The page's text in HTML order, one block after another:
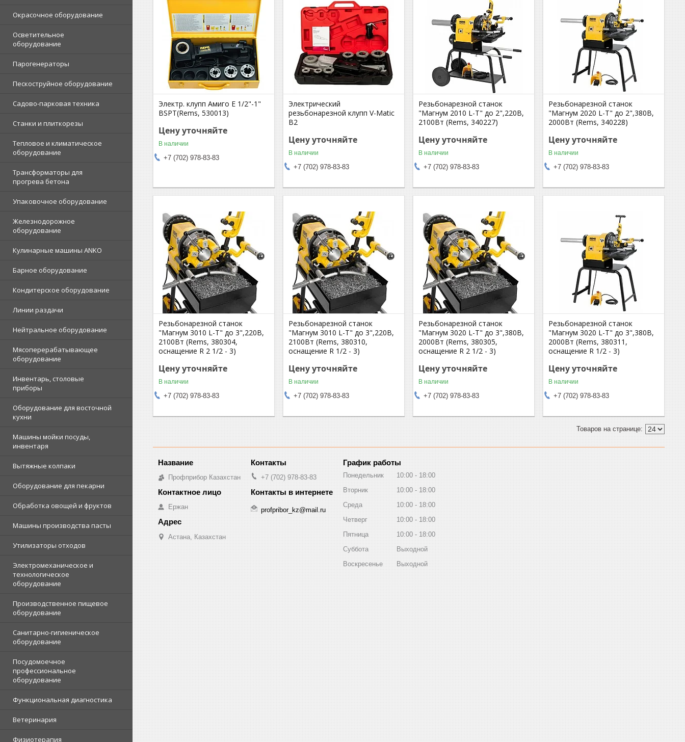
Окрасочное оборудование
Осветительное
оборудование
Парогенераторы
Пескоструйное оборудование
Садово-парковая техника
Станки и плиткорезы
Тепловое и климатическое
оборудование
Трансформаторы для
прогрева бетона
Упаковочное оборудование
Железнодорожное
оборудование
Кулинарные машины ANKO
Барное оборудование
Кондитерское оборудование
Линии раздачи
Нейтральное оборудование
Мясоперерабатывающее
оборудование
Инвентарь, столовые
приборы
Оборудование для восточной
кухни
Машины мойки посуды,
инвентаря
Вытяжные колпаки
Оборудование для пекарни
Обработка овощей и фруктов
Машины производства пасты
Утилизаторы отходов
Электромеханическое и
технологическое
оборудование
Производственное пищевое
оборудование
Санитарно-гигиеническое
оборудование
Посудомоечное
профессиональное
оборудование
Функциональная диагностика
Ветеринария
Физиотерапия
Электр. клупп Амиго Е 1/2"-1"
BSPT(Rems, 530013)
Цену уточняйте
В наличии
+7 (702) 978-83-83
Электрический
резьбонарезной клупп V-Matic
B2
Цену уточняйте
В наличии
+7 (702) 978-83-83
Резьбонарезной станок
"Магнум 2010 L-Т" до 2",220В,
2100Вт (Rems, 340227)
Цену уточняйте
В наличии
+7 (702) 978-83-83
Резьбонарезной станок
"Магнум 2020 L-Т" до 2",380В,
2000Вт (Rems, 340228)
Цену уточняйте
В наличии
+7 (702) 978-83-83
Резьбонарезной станок
"Магнум 3010 L-Т" до 3",220В,
2100Вт (Rems, 380304,
оснащение R 2 1/2 - 3)
Цену уточняйте
В наличии
+7 (702) 978-83-83
Резьбонарезной станок
"Магнум 3010 L-Т" до 3",220В,
2100Вт (Rems, 380310,
оснащение R 1/2 - 3)
Цену уточняйте
В наличии
+7 (702) 978-83-83
Резьбонарезной станок
"Магнум 3020 L-Т" до 3",380В,
2000Вт (Rems, 380305,
оснащение R 2 1/2 - 3)
Цену уточняйте
В наличии
+7 (702) 978-83-83
Резьбонарезной станок
"Магнум 3020 L-Т" до 3",380В,
2000Вт (Rems, 380311,
оснащение R 1/2 - 3)
Цену уточняйте
В наличии
+7 (702) 978-83-83
Профприбор Казахстан
Ержан
Астана, Казахстан
+7 (702) 978-83-83
profpribor_kz@mail.ru
График работы
Понедельник 10:00
18:00
Вторник
10:00
18:00
Среда
10:00
18:00
Четверг
10:00
18:00
Пятница
10:00
18:00
Суббота
Выходной
Воскресенье
Выходной